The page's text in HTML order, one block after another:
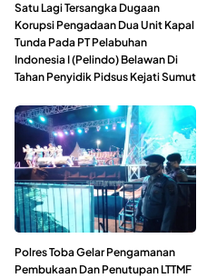
Satu Lagi Tersangka Dugaan
Korupsi Pengadaan Dua Unit Kapal
Tunda Pada PT Pelabuhan
Indonesia I (Pelindo) Belawan Di
Tahan Penyidik Pidsus Kejati Sumut
Polres Toba Gelar Pengamanan
Pembukaan Dan Penutupan LTTMF